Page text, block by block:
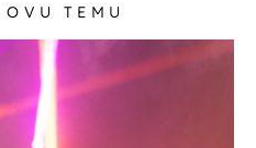
OVU TEMU